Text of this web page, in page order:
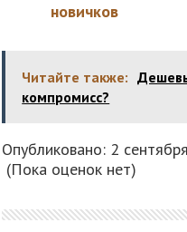
новичков
Читайте также:
компромисс?
Опубликовано: 2
(Пока оценок нет)